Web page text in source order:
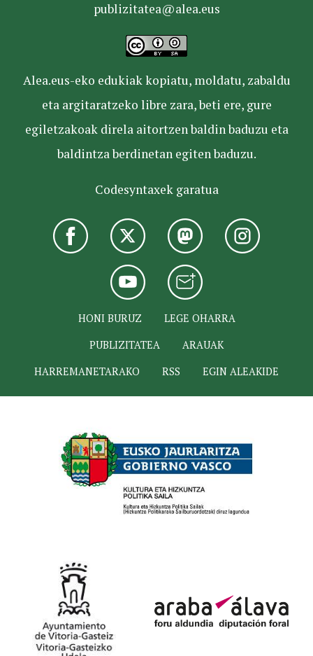
publizitatea@alea.eus
Alea.eus-eko edukiak kopiatu, moldatu, zabaldu
eta argitaratzeko libre zara, beti ere, gure
egiletzakoak direla aitortzen baldin baduzu eta
baldintza berdinetan egiten baduzu.
Codesyntaxek garatua
HONI BURUZ
LEGE OHARRA
PUBLIZITATEA
ARAUAK
HARREMANETARAKO
RSS EGIN ALEAKIDE